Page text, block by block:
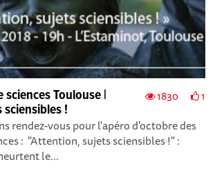
1830 1
sciences Toulouse |
!
rendez-vous pour l'apéro d'octobre des
: "Attention, sujets sciensibles !" :
le...